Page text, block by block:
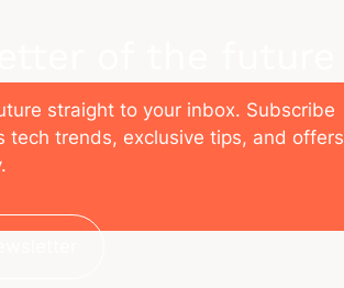
straight to your inbox. Subscribe
tech trends, exclusive tips, and offers